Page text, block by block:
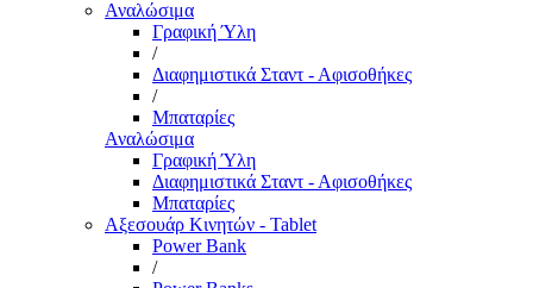
Αναλώσιμα
Γραφική Ύλη
/
Διαφημιστικά Σταντ - Αφισοθήκες
/
Μπαταρίες
Αναλώσιμα
Γραφική Ύλη
Διαφημιστικά Σταντ - Αφισοθήκες
Μπαταρίες
Αξεσουάρ Κινητών - Tablet
Power Bank
/